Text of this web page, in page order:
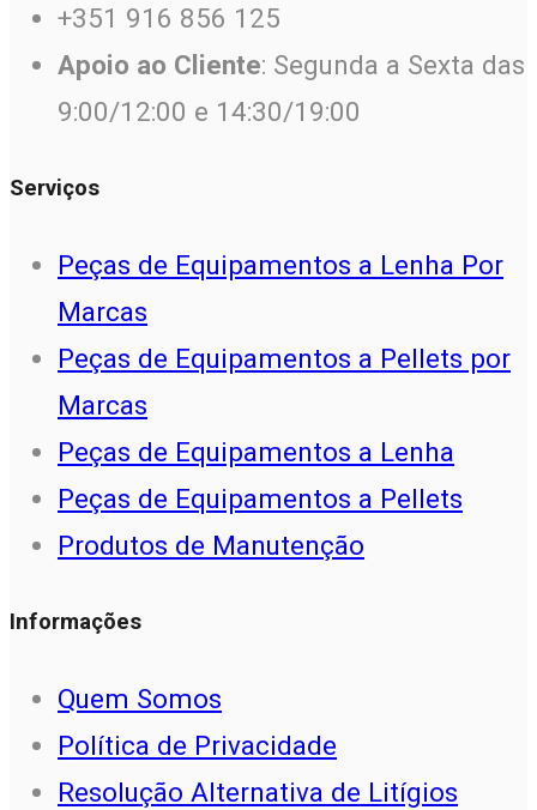
+351 916 856 125
Apoio ao Cliente: Segunda a Sexta das
9:00/12:00 e 14:30/19:00
Serviços
Peças de Equipamentos a Lenha Por
Marcas
Peças de Equipamentos a Pellets por
Marcas
Peças de Equipamentos a Lenha
Peças de Equipamentos a Pellets
Produtos de Manutenção
Informações
Quem Somos
Política de Privacidade
Resolução Alternativa de Litígios